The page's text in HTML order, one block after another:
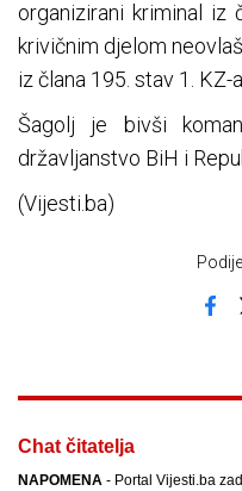
organizirani kriminal iz
krivičnim djelom
iz člana 195. stav 1. KZ-
Šagolj je bivši
državljanstvo BiH i
(Vijesti.ba)
Chat čitatelja
NAPOMENA - Portal Vijesti.ba